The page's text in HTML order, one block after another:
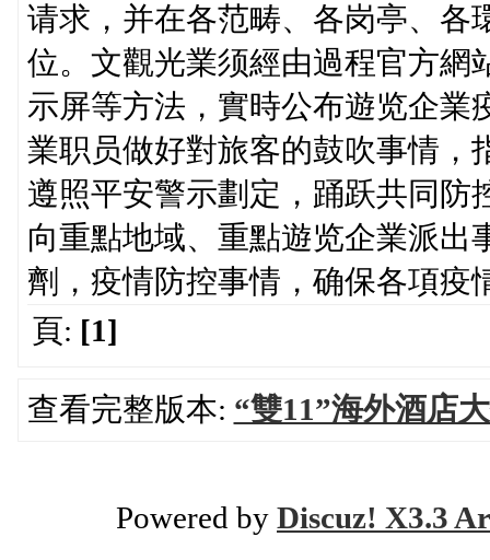
请求，并在各范畴、各岗亭、各
位。文觀光業须經由過程官方網
示屏等方法，實時公布遊览企業
業职员做好對旅客的鼓吹事情，
遵照平安警示劃定，踊跃共同防
向重點地域、重點遊览企業派出
劑，疫情防控事情，确保各項疫
頁: [1]
查看完整版本: “雙11”海外酒店
Powered by Discuz! X3.3